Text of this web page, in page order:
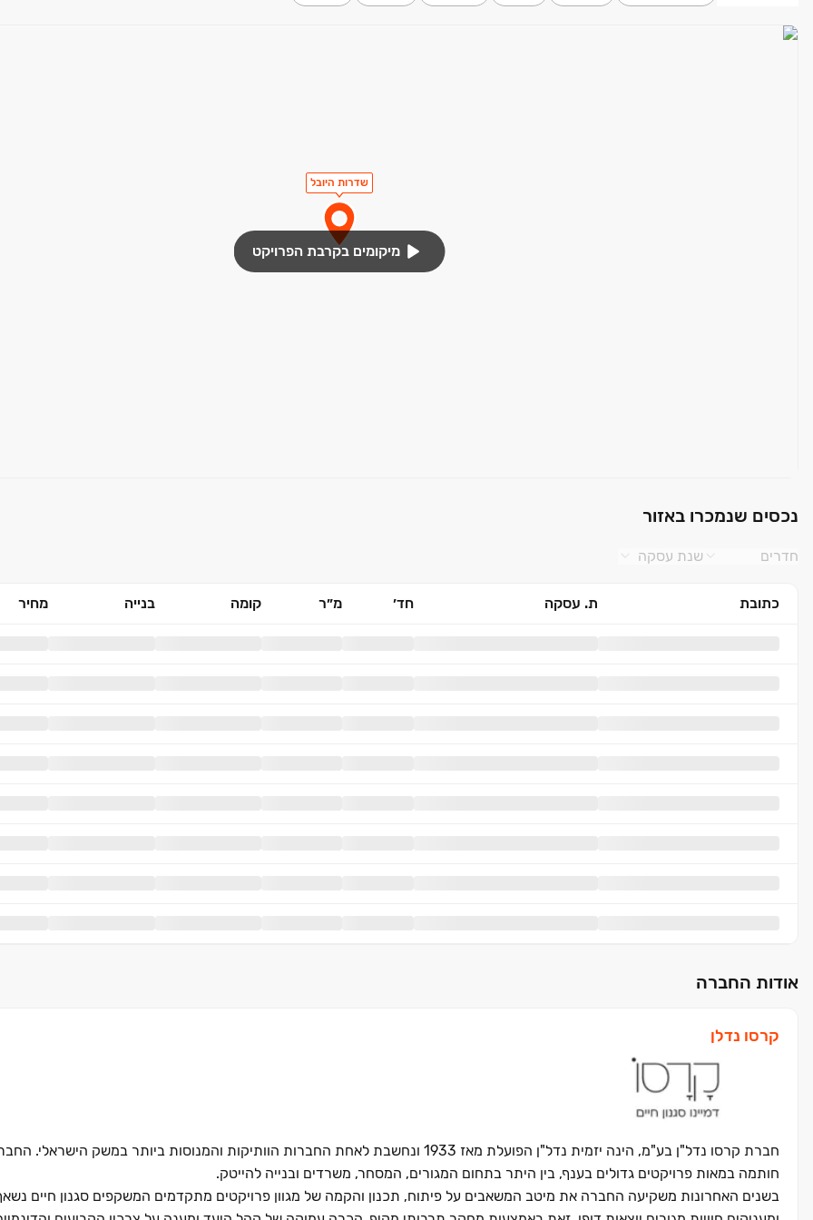
שדרות היובל
מיקומים בקרבת הפרויקט
נכסים שנמכרו באזור
חדרים שנת עסקה
כתובת ת. עסקה חד׳ מ״ר קומה בנייה מחיר
אודות החברה
קרסו נדלן
חברת קרסו נדל"ן בע"מ, הינה יזמית נדל"ן הפועלת מאז 1933 ונחשבת לאחת החברות הוותיקות והמנוסות ביותר במשק
חותמה במאות פרויקטים גדולים בענף, בין היתר בתחום המגורים, המסחר, משרדים ובנייה להייטק.
בשנים האחרונות משקיעה החברה את מיטב המשאבים על פיתוח, תכנון והקמה של מגוון פרויקטים מתקדמים המשקפים סגנון חיים